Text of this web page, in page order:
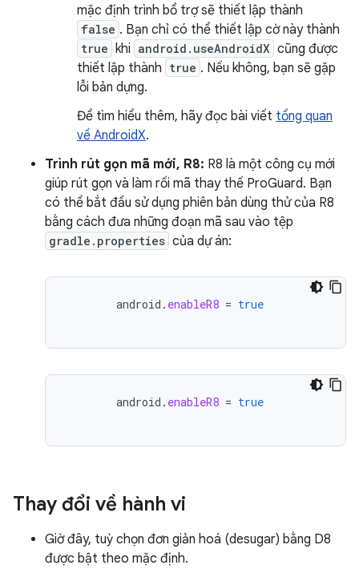
mặc định trình bổ trợ sẽ thiết lập thành
false . Bạn chỉ có thể thiết lập cờ này thành
true khi android.useAndroidX cũng được
thiết lập thành true . Nếu không, bạn sẽ gặp
lỗi bản dựng.
Để tìm hiểu thêm, hãy đọc bài viết tổng quan
về AndroidX.
Trình rút gọn mã mới, R8: R8 là một công cụ mới
giúp rút gọn và làm rối mã thay thế ProGuard. Bạn
có thể bắt đầu sử dụng phiên bản dùng thử của R8
bằng cách đưa những đoạn mã sau vào tệp
gradle.properties của dự án:
android . enableR8 = true
android . enableR8 = true
Thay đổi về hành vi
Giờ đây, tuỳ chọn đơn giản hoá (desugar) bằng D8
được bật theo mặc định.